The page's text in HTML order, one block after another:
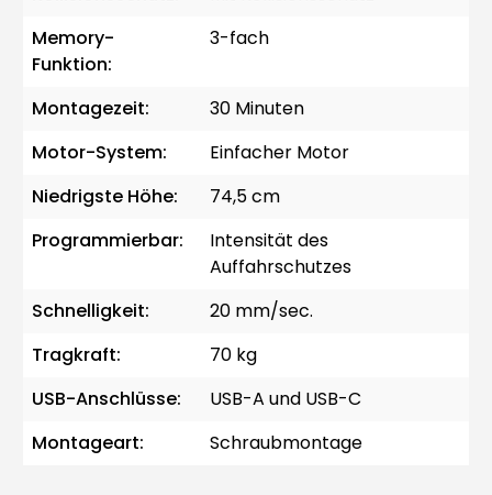
Memory-
Funktion:
3-fach
Montagezeit:
30 Minuten
Motor-System:
Einfacher Motor
Niedrigste Höhe:
74,5 cm
Programmierbar:
Intensität des
Auffahrschutzes
Schnelligkeit:
20 mm/sec.
Tragkraft:
70 kg
USB-Anschlüsse:
USB-A und USB-C
Montageart:
Schraubmontage